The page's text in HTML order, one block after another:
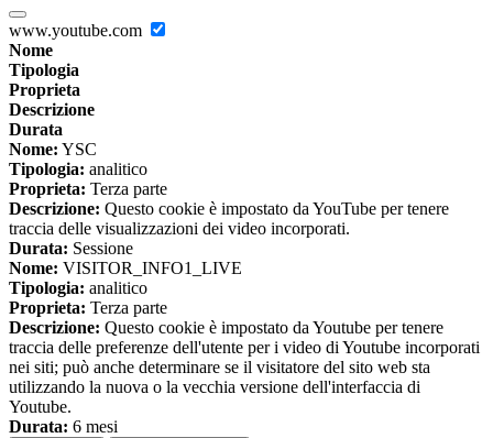
www.youtube.com
Nome
Tipologia
Proprieta
Descrizione
Durata
Nome: YSC
Tipologia: analitico
Proprieta: Terza parte
Descrizione: Questo cookie è impostato da YouTube per tenere
traccia delle visualizzazioni dei video incorporati.
Durata: Sessione
Nome: VISITOR_INFO1_LIVE
Tipologia: analitico
Proprieta: Terza parte
Descrizione: Questo cookie è impostato da Youtube per tenere
traccia delle preferenze dell'utente per i video di Youtube incorporati
nei siti; può anche determinare se il visitatore del sito web sta
utilizzando la nuova o la vecchia versione dell'interfaccia di
Youtube.
Durata: 6 mesi